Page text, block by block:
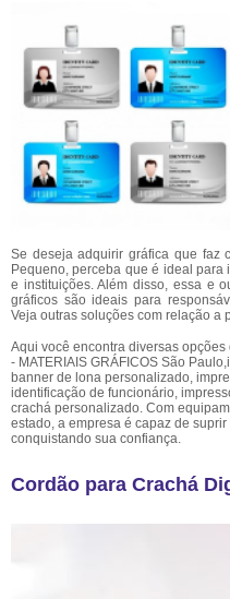
Se deseja adquirir gráfica que faz
Pequeno, perceba que é ideal
e instituições. Além disso, essa e
gráficos são ideais para
Veja outras soluções com relação a
Aqui você encontra diversas
- MATERIAIS GRÁFICOS São
banner de lona personalizado,
identificação de funcionário,
crachá personalizado. Com
estado, a empresa é capaz de
conquistando sua confiança.
Cordão para Crachá